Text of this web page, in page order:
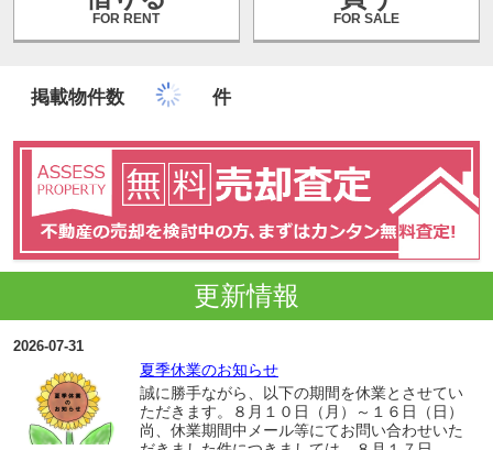
FOR RENT FOR SALE
掲載物件数 件
更新情報
2026-07-31
夏季休業のお知らせ
誠に勝手ながら、以下の期間を休業とさせてい
ただきます。８月１０日（月）～１６日（日）
尚、休業期間中メール等にてお問い合わせいた